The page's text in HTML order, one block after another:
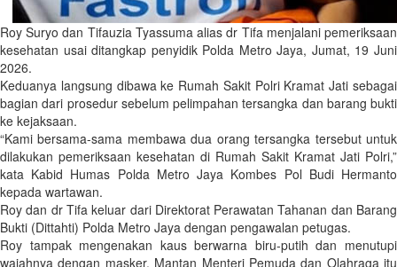
Roy Suryo dan Tifauzia Tyassuma alias dr Tifa menjalani pemeriksaan
kesehatan usai ditangkap penyidik Polda Metro Jaya, Jumat, 19 Juni
2026.
Keduanya langsung dibawa ke Rumah Sakit Polri Kramat Jati sebagai
bagian dari prosedur sebelum pelimpahan tersangka dan barang bukti
ke kejaksaan.
“Kami bersama-sama membawa dua orang tersangka tersebut untuk
dilakukan pemeriksaan kesehatan di Rumah Sakit Kramat Jati Polri,”
kata Kabid Humas Polda Metro Jaya Kombes Pol Budi Hermanto
kepada wartawan.
Roy dan dr Tifa keluar dari Direktorat Perawatan Tahanan dan Barang
Bukti (Dittahti) Polda Metro Jaya dengan pengawalan petugas.
Roy tampak mengenakan kaus berwarna biru-putih dan menutupi
wajahnya dengan masker. Mantan Menteri Pemuda dan Olahraga itu